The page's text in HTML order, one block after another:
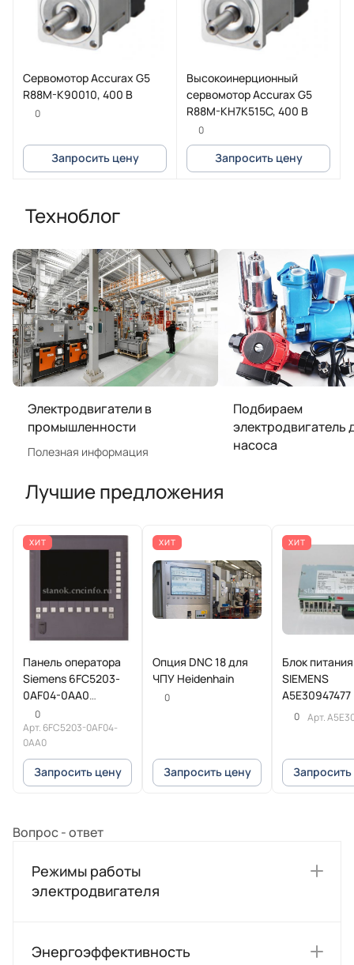
Cервомотор Accurax G5
R88M-K90010, 400 В
0
Запросить цену
Высокоинерционный
сервомотор Accurax G5
R88M-KH7K515C, 400 В
0
Запросить цену
Техноблог
Электродвигатели в
промышленности
Полезная информация
Подбираем
электродвигатель
насоса
Лучшие предложения
ХИТ
Панель оператора
Siemens 6FC5203-
0AF04-0AA0
SINUMERIK
0
Арт. 6FC5203-0AF04-
0AA0
Запросить цену
ХИТ
Опция DNC 18 для
ЧПУ Heidenhain
0
Запросить цену
ХИТ
Блок питания
SIEMENS
A5E30947477
0 Арт.
Вопрос - ответ
Режимы работы
электродвигателя
Энергоэффективность